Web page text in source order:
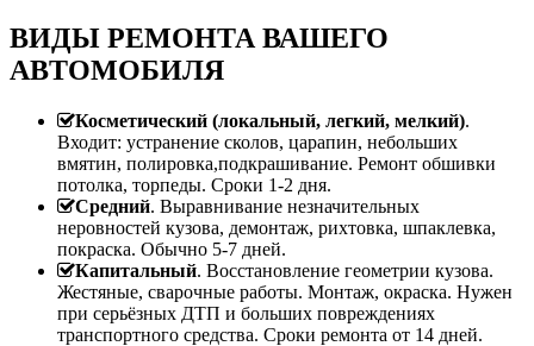
ВИДЫ РЕМОНТА ВАШЕГО
АВТОМОБИЛЯ
Косметический (локальный, легкий, мелкий).
Входит: устранение сколов, царапин, небольших
вмятин, полировка,подкрашивание. Ремонт обшивки
потолка, торпеды. Сроки 1-2 дня.
Средний. Выравнивание незначительных
неровностей кузова, демонтаж, рихтовка, шпаклевка,
покраска. Обычно 5-7 дней.
Капитальный. Восстановление геометрии кузова.
Жестяные, сварочные работы. Монтаж, окраска. Нужен
при серьёзных ДТП и больших повреждениях
транспортного средства. Сроки ремонта от 14 дней.